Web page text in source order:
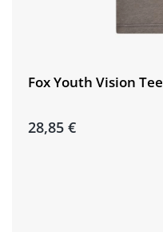
Fox Youth Vision Tee
28,85 €